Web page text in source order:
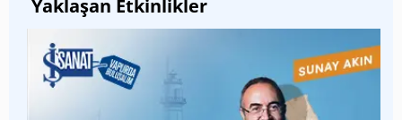
Yaklaşan Etkinlikler